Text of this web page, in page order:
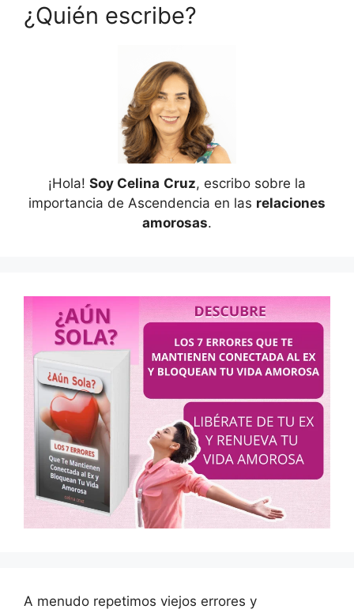
¿Quién escribe?
¡Hola! Soy Celina Cruz, escribo sobre la
importancia de Ascendencia en las relaciones
amorosas.
A menudo repetimos viejos errores y